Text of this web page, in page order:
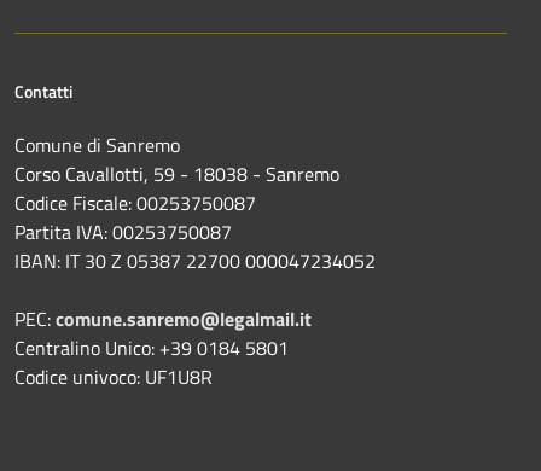
Contatti
Comune di Sanremo
Corso Cavallotti, 59 - 18038 - Sanremo
Codice Fiscale: 00253750087
Partita IVA: 00253750087
IBAN: IT 30 Z 05387 22700 000047234052
PEC:comune.sanremo@legalmail.it
Centralino Unico: +39 0184 5801
Codice univoco: UF1U8R